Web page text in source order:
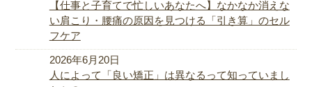
【仕事と子育てで忙しいあなたへ】なかなか消えな
い肩こり・腰痛の原因を見つける「引き算」のセル
フケア
2026年6月20日
人によって「良い矯正」は異なるって知っていまし